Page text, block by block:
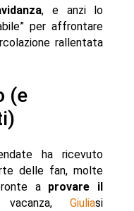
, e anzi lo
per affrontare
rallentata
(e
ha ricevuto
delle fan, molte
a provare il
Giuliasi